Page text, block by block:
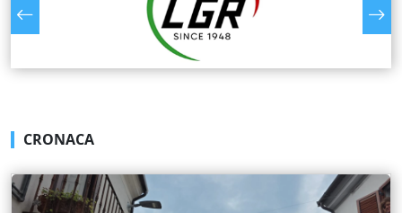
CRONACA